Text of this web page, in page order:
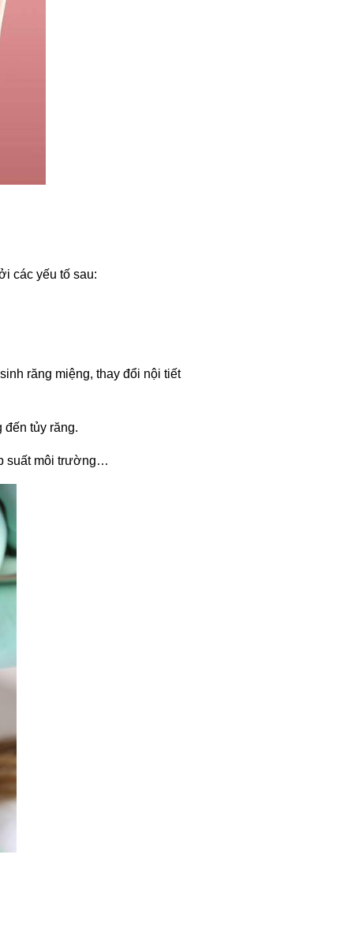
các yếu tố sau:
răng miệng, thay đổi nội tiết
tủy răng.
suất môi trường…